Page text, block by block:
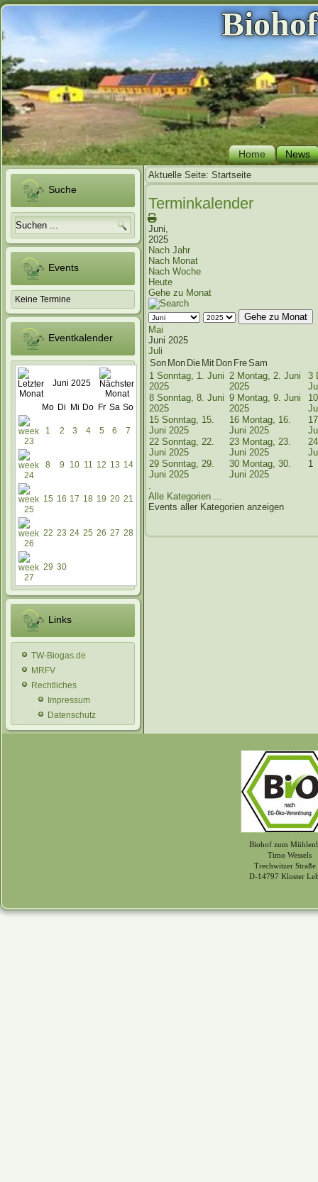
Home News
Suche
Events
Keine Termine
Eventkalender
Juni 2025
Mo Di Mi Do Fr Sa So
1 2 3 4 5 6 7
8 9 10 11 12 13 14
15 16 17 18 19 20 21
22 23 24 25 26 27 28
29 30
Links
TW-Biogas.de
MRFV
Rechtliches
Impressum
Datenschutz
Aktuelle Seite: Startseite
Terminkalender
Juni,
2025
Nach Jahr
Nach Monat
Nach Woche
Heute
Gehe zu Monat
Gehe zu Monat
Mai
Juni 2025
Juli
Son Mon Die Mit Don FreSam
1 Sonntag, 1. Juni
2025
2 Montag, 2. Juni
2025
3
8 Sonntag, 8. Juni
2025
9 Montag, 9. Juni
2025
10
15 Sonntag, 15.
Juni 2025
16 Montag, 16.
Juni 2025
17
22 Sonntag, 22.
Juni 2025
23 Montag, 23.
Juni 2025
24
29 Sonntag, 29.
Juni 2025
30 Montag, 30.
Juni 2025
1
.
Alle Kategorien ...
Events aller Kategorien anzeigen
Biohof zum
Timo Wessels
Trechwitzer Straße
D-14797 Kloster